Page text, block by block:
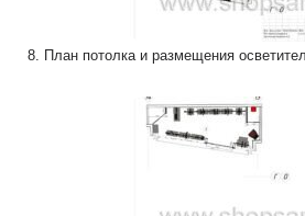
8. План потолка и размещения